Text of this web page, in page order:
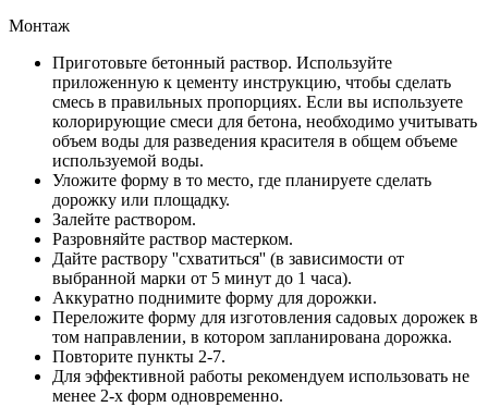
Монтаж
Приготовьте бетонный раствор. Используйте
приложенную к цементу инструкцию, чтобы сделать
смесь в правильных пропорциях. Если вы используете
колорирующие смеси для бетона, необходимо учитывать
объем воды для разведения красителя в общем объеме
используемой воды.
Уложите форму в то место, где планируете сделать
дорожку или площадку.
Залейте раствором.
Разровняйте раствор мастерком.
Дайте раствору ''схватиться'' (в зависимости от
выбранной марки от 5 минут до 1 часа).
Аккуратно поднимите форму для дорожки.
Переложите форму для изготовления садовых дорожек в
том направлении, в котором запланирована дорожка.
Повторите пункты 2-7.
Для эффективной работы рекомендуем использовать не
менее 2-х форм одновременно.